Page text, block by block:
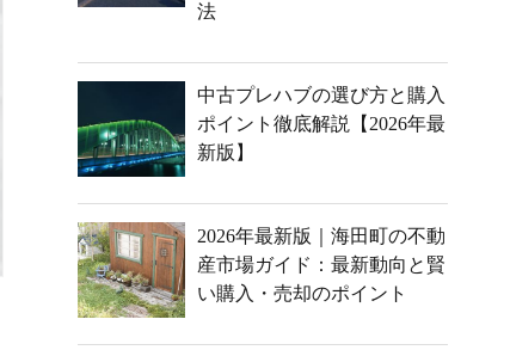
法
中古プレハブの選び方と購入
ポイント徹底解説【2026年最
新版】
2026年最新版｜海田町の不動
産市場ガイド：最新動向と賢
い購入・売却のポイント